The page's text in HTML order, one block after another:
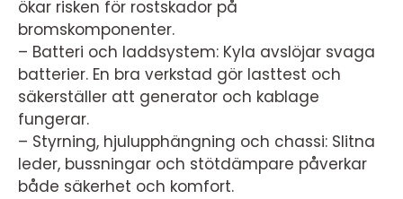
ökar risken för rostskador på
bromskomponenter.
– Batteri och laddsystem: Kyla avslöjar svaga
batterier. En bra verkstad gör lasttest och
säkerställer att generator och kablage
fungerar.
– Styrning, hjulupphängning och chassi: Slitna
leder, bussningar och stötdämpare påverkar
både säkerhet och komfort.